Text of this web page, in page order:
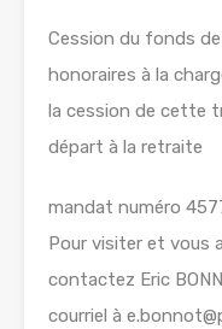
Cession du fonds
honoraires à la
la cession de cette
départ à la retraite
mandat numéro
Pour visiter et vous
contactez Eric
courriel à